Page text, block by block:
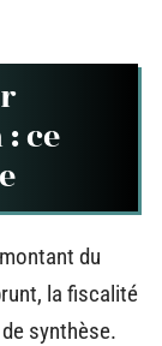
ce
du
la fiscalité
synthèse.